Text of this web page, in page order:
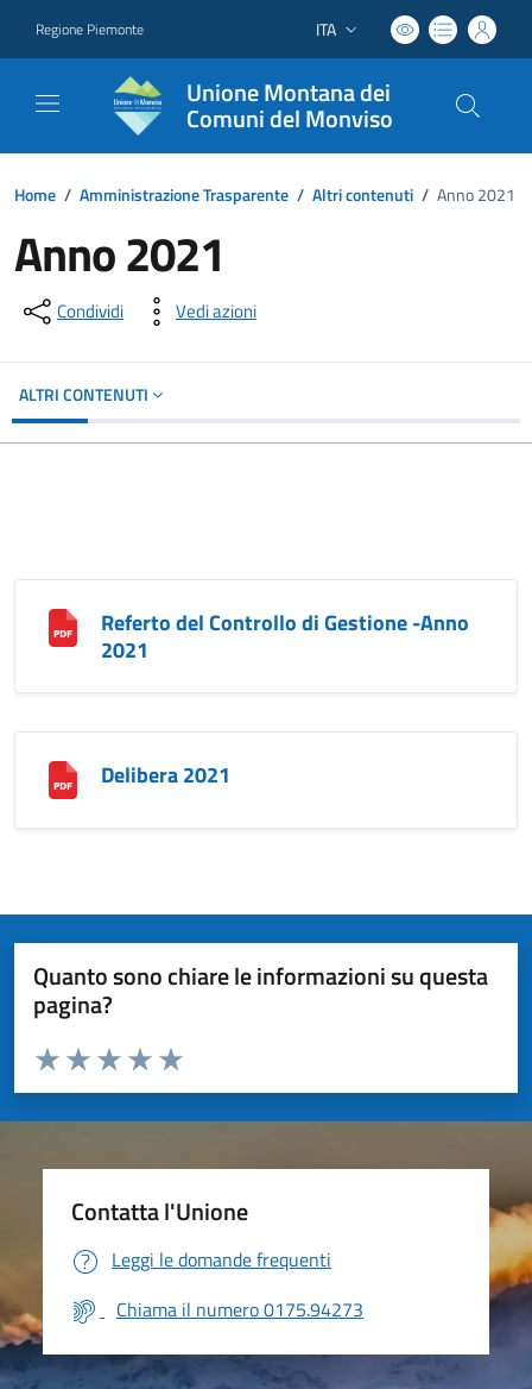
Regione Piemonte Lingua attiva:
ITA
Unione Montana dei
Comuni del Monviso
Home / Amministrazione Trasparente / Altri contenuti / Anno 2021
Anno 2021
Condividi Vedi azioni
ALTRI CONTENUTI
Referto del Controllo di Gestione -Anno
2021
Delibera 2021
Quanto sono chiare le informazioni su questa
pagina?
Valuta da 1 a 5 stelle la pagina
Valuta 5 stelle su 5
Valuta 4 stelle su 5
Valuta 3 stelle su 5
Valuta 2 stelle su 5
Valuta 1 stelle su 5
Contatta l'Unione
Leggi le domande frequenti
Chiama il numero 0175.94273